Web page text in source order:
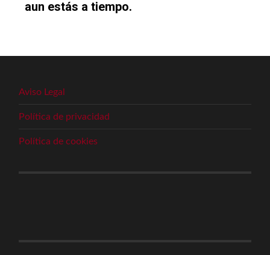
aun estás a tiempo.
Aviso Legal
Política de privacidad
Política de cookies